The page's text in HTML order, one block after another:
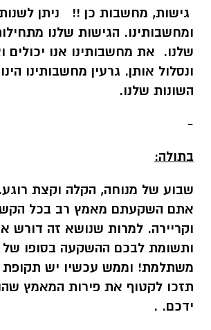
גישות, מחשבות כן !! ניתן
ומחשבותינו. הגישות שלנו
שלנו. את מחשבותינו אנו יכולים
ונסלול אותן. גרעין מחשבותינו
השונות שלנו.
-
בתולה:
שבוע של מנוחה, הקלה וקצת
אתם השקעתם מאמץ רב בכל
וקריירה. למרות שנושא זה דורש
ותשומת לבכם ההשקעה בסופו של
משתלמת! וממש עכשיו יש תקופת
תזכו לקטוף את פירות המאמץ
ידכם. .